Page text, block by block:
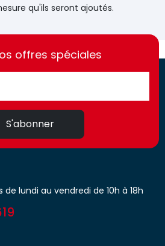
qu'ils seront ajoutés.
offres spéciales
S'abonner
de lundi au vendredi de 10h à 18h